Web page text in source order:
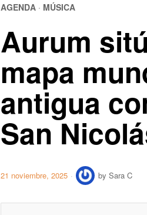
AGENDA · MÚSICA
Aurum
mapa
antigua
San
21 noviembre, 2025 by Sara C